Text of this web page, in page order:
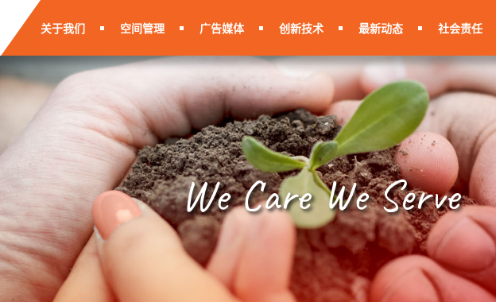
关于我们 空间管理 广告媒体 创新技术 最新动态 社会责任
We Care We Serve